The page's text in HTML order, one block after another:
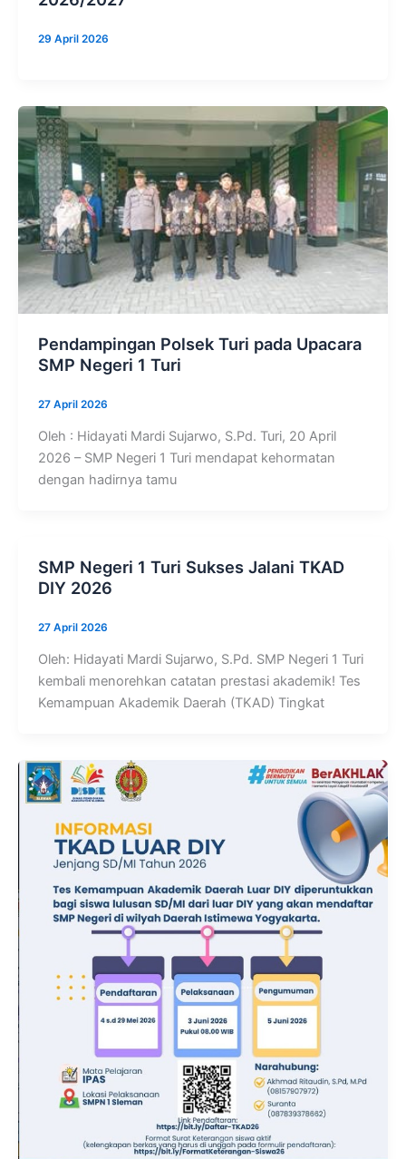
29 April 2026
Pendampingan Polsek Turi pada Upacara
SMP Negeri 1 Turi
27 April 2026
Oleh : Hidayati Mardi Sujarwo, S.Pd. Turi, 20 April
2026 – SMP Negeri 1 Turi mendapat kehormatan
dengan hadirnya tamu
SMP Negeri 1 Turi Sukses Jalani TKAD
DIY 2026
27 April 2026
Oleh: Hidayati Mardi Sujarwo, S.Pd. SMP Negeri 1 Turi
kembali menorehkan catatan prestasi akademik! Tes
Kemampuan Akademik Daerah (TKAD) Tingkat